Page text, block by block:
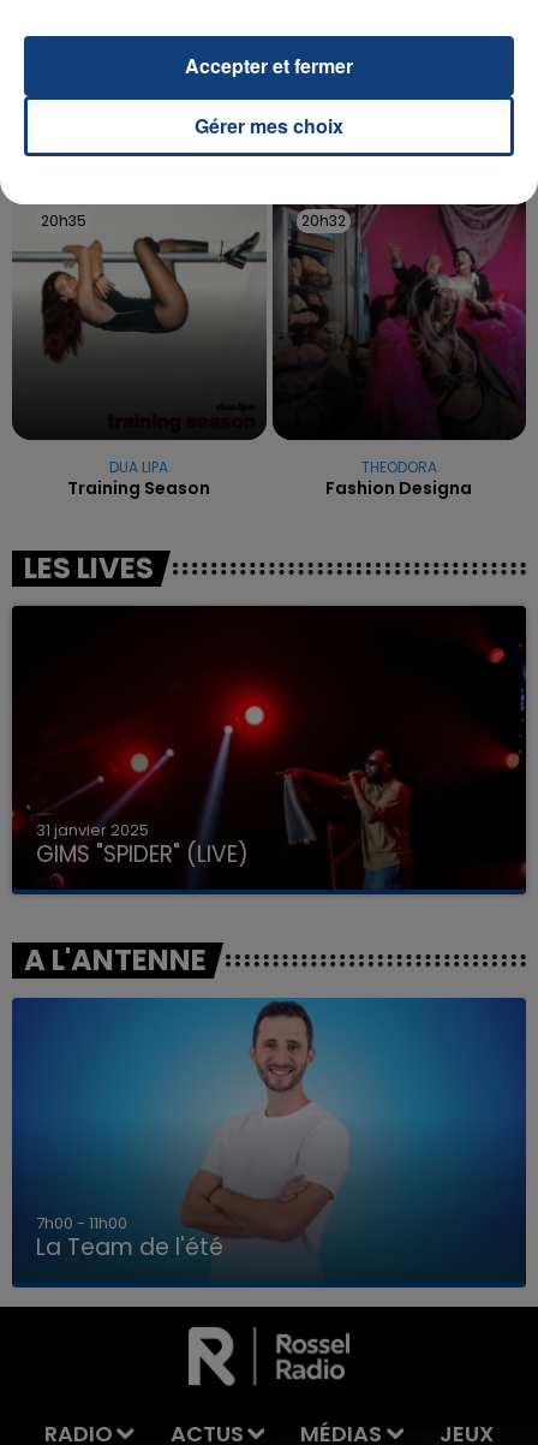
LA TEAM DE L'ÉTÉ
OPÉRER DE LA CHEVILLE RESSORT DE LA...
La famille a porté plainte contre la clinique qui a
reconnu sa responsabilité et présenté ses
TITRES DIFFUSÉS
20h35
20h35
DUA LIPA
Training Season
20h32
20h32
THEODORA
Fashion Designa
LES LIVES
31 janvier 2025
GIMS "SPIDER" (LIVE)
A L'ANTENNE
7h00 - 11h00
La Team de l'été
RADIO ACTUS MÉDIAS JEUX
Gérer mes choix
Accepter et fermer